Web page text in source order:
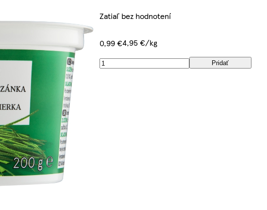
Zatiaľ bez hodnotení
0,99 €4,95 €/kg
Pridať